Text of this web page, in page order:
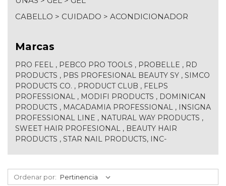
POR
filtros
aplicados
NAVEGAR
POR
MOSTRAR
FILTROS
MEJORES
DE
MARCAS
CABELLO > CUIDADO > ACONDICIONADOR
Marcas
PRO FEEL , PEBCO PRO TOOLS , PROBELLE , RD
PRODUCTS , PBS PROFESIONAL BEAUTY SY , SIMCO
PRODUCTS CO. , PRODUCT CLUB , FELPS
PROFESSIONAL , MODIFI PRODUCTS , DOMINICAN
PRODUCTS , MACADAMIA PROFESSIONAL , INSIGNA
PROFESSIONAL LINE , NATURAL WAY PRODUCTS ,
SWEET HAIR PROFESIONAL , BEAUTY HAIR
PRODUCTS , STAR NAIL PRODUCTS, INC-
Ordenar por: